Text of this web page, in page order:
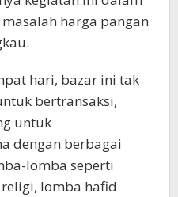
harga pangan
hari, bazar ini tak
bertransaksi,
untuk
dengan berbagai
lomba seperti
lomba hafid